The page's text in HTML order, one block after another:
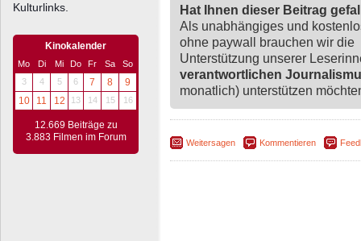
Kulturlinks.
Kinokalender
Mo Di Mi Do Fr Sa
So
3
4 5 6 7 8
9
10
11 12 13 14 15 16
12.669 Beiträge zu
3.883 Filmen im Forum
Hat Ihnen dieser Beitrag
Als unabhängiges und
ohne paywall brauchen wir die
Unterstützung unserer
verantwortlichen
monatlich) unterstützen
Weitersagen Kommentieren